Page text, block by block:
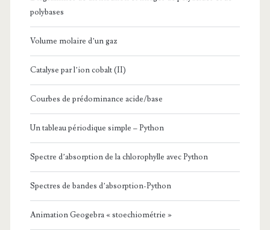
polybases
Volume molaire d’un gaz
Catalyse par l’ion cobalt (II)
Courbes de prédominance acide/base
Un tableau périodique simple – Python
Spectre d’absorption de la chlorophylle avec Python
Spectres de bandes d’absorption-Python
Animation Geogebra « stoechiométrie »